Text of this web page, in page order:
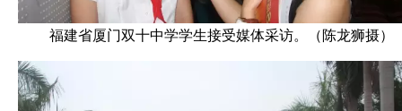
福建省厦门双十中学学生接受媒体采访。（陈龙狮摄）